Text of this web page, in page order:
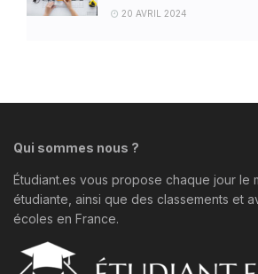
20 AVRIL 2024
Qui sommes nous ?
Étudiant.es vous propose chaque jour le
étudiante, ainsi que des classements et
écoles en France.